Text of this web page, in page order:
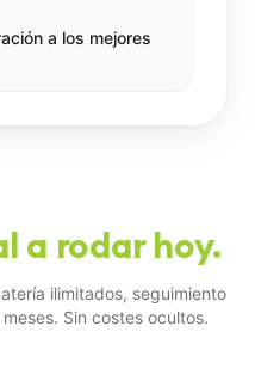
a los mejores
a rodar hoy.
ilimitados, seguimiento
Sin costes ocultos.